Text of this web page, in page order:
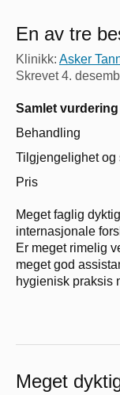
En av tre
Klinikk: Asker
Skrevet4.
Samlet vurdering
Behandling
Tilgjengelighet og
Pris
Meget faglig
internasjonale
Er meget rimelig
meget god
hygienisk praksis
Meget